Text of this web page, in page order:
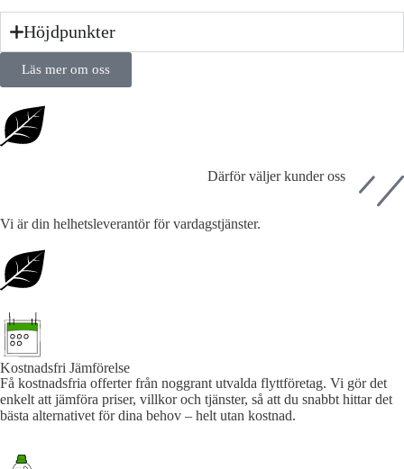
Höjdpunkter
Läs mer om oss
Därför väljer kunder oss
Vi är din helhetsleverantör för vardagstjänster.
Kostnadsfri Jämförelse
Få kostnadsfria offerter från noggrant utvalda flyttföretag. Vi gör det
enkelt att jämföra priser, villkor och tjänster, så att du snabbt hittar det
bästa alternativet för dina behov – helt utan kostnad.